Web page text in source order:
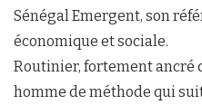
Sénégal Emergent, son
économique et sociale.
Routinier, fortement ancré
homme de méthode qui